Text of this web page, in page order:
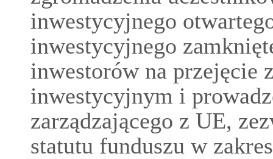
inwestycyjnego
inwestycyjnego
inwestorów na przejęcie
inwestycyjnym i
zarządzającego z UE,
statutu funduszu w